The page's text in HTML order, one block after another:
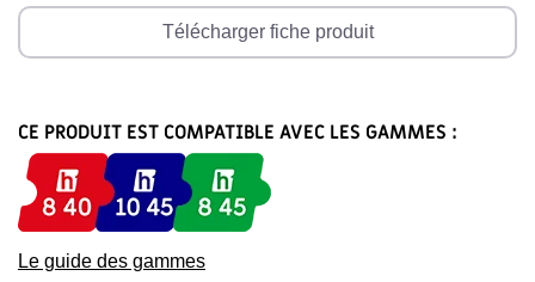
Télécharger fiche produit
CE PRODUIT EST COMPATIBLE AVEC LES GAMMES :
Le guide des gammes